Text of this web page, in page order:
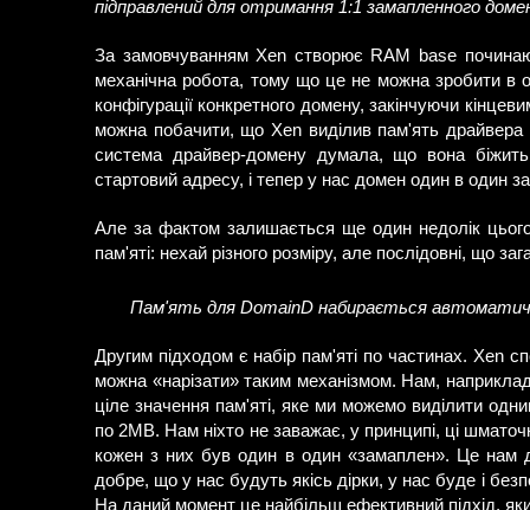
підправлений для отримання 1:1 замапленного
За замовчуванням Xen створює RAM base
механічна робота, тому що це не можна зробити в
конфігурації конкретного домену, закінчуючи
можна побачити, що Xen виділив пам'ять
система драйвер-домену думала, що вона
стартовий адресу, і тепер у нас домен один в один
Але за фактом залишається ще один недолік
пам'яті: нехай різного розміру, але послідовні, що
Пам'ять для DomainD набирається
Другим підходом є набір пам'яті по частинах. Xen
можна «нарізати» таким механізмом. Нам,
ціле значення пам'яті, яке ми можемо виділити
по 2MB. Нам ніхто не заважає, у принципі, ці
кожен з них був один в один «замаплен». Це нам
добре, що у нас будуть якісь дірки, у нас буде і
На даний момент це найбільш ефективний підхід,